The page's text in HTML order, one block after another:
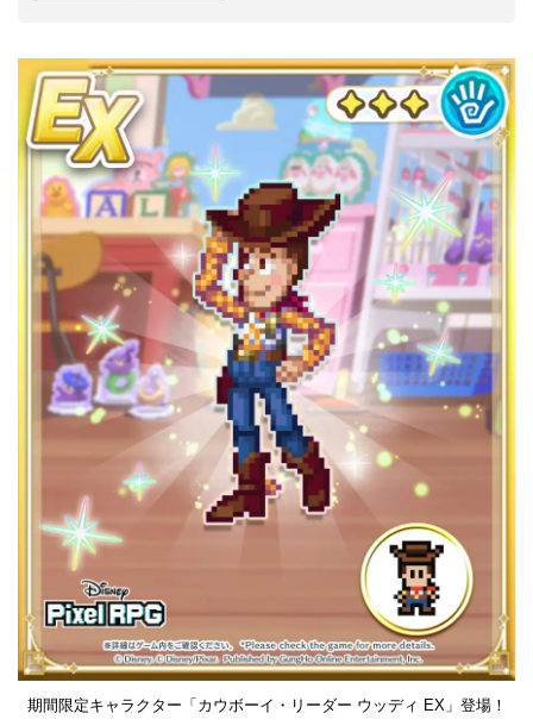
期間限定キャラクター「カウボーイ・リーダー ウッディ EX」登場！